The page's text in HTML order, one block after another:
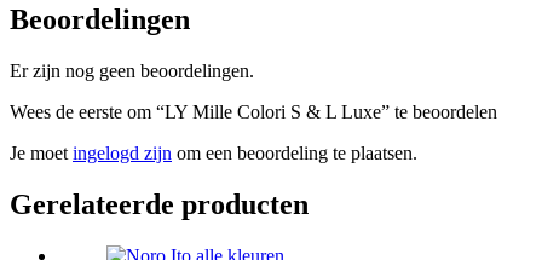
Beoordelingen
Er zijn nog geen beoordelingen.
Wees de eerste om “LY Mille Colori S & L Luxe” te beoordelen
Je moet ingelogd zijn om een beoordeling te plaatsen.
Gerelateerde producten